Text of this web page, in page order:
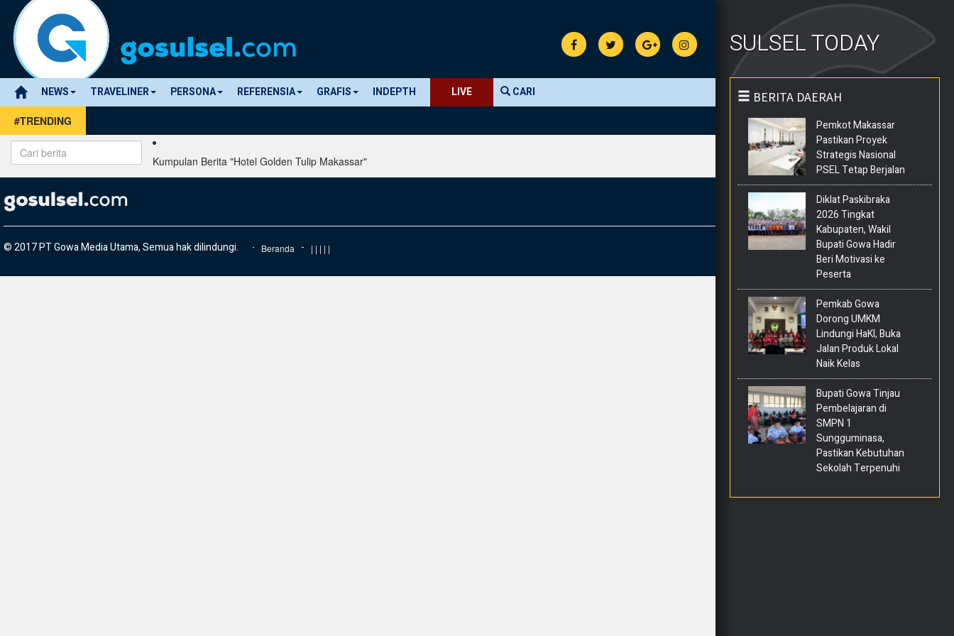
NEWS TRAVELINER PERSONA REFERENSIA GRAFIS INDEPTH LIVE CARI
#TRENDING
Kumpulan Berita "Hotel Golden Tulip Makassar"
© 2017 PT Gowa Media Utama, Semua hak dilindungi. Beranda | | | | |
SULSEL TODAY
BERITA DAERAH
Pemkot Makassar
Pastikan Proyek
Strategis Nasional
PSEL Tetap Berjalan
Diklat Paskibraka
2026 Tingkat
Kabupaten, Wakil
Bupati Gowa Hadir
Beri Motivasi ke
Peserta
Pemkab Gowa
Dorong UMKM
Lindungi HaKI, Buka
Jalan Produk Lokal
Naik Kelas
Bupati Gowa Tinjau
Pembelajaran di
SMPN 1
Sungguminasa,
Pastikan Kebutuhan
Sekolah Terpenuhi